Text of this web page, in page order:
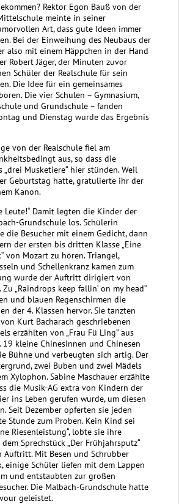
Rektor Egon Bauß von der
meinte in seiner
Art, dass gute Ideen immer
Bei der Einweihung des Neubaus der
also mit einem Häppchen in der Hand
Robert Jäger, der Minuten zuvor
Schüler der Realschule für sein
Die Idee für ein gemeinsames
Die vier Schulen – Gymnasium,
und Grundschule – fanden
und Dienstag wurde das Ergebnis
von der Realschule fiel am
aus, so dass die
Musketiere“ hier stünden. Weil
Geburtstag hatte, gratulierte ihr der
Kanon.
Leute!“ Damit legten die Kinder der
Grundschule los. Schülerin
die Besucher mit einem Gedicht, dann
der ersten bis dritten Klasse „Eine
von Mozart zu hören. Triangel,
und Schellenkranz kamen zum
wurde der Auftritt dirigiert von
Zu „Raindrops keep fallin‘ on my head“
und blauen Regenschirmen die
der 4. Klassen hervor. Sie tanzten
Kurt Bacharach geschriebenen
erzählten von „Frau Fü Ling“ aus
19 kleine Chinesinnen und Chinesen
Bühne und verbeugten sich artig. Der
zwei Buben und zwei Mädels
Xylophon. Sabine Maschauer erzählte
die Musik-AG extra von Kindern der
ins Leben gerufen wurde, um diesen
Seit Dezember opferten sie jeden
Stunde zum Proben. Kein Kind sei
Riesenleistung“, lobte sie ihre
dem Sprechstück „Der Frühjahrsputz“
Auftritt. Mit Besen und Schrubber
einige Schüler liefen mit dem Lappen
und entstaubten zur großen
Die Malbach-Grundschule hatte
geleistet.